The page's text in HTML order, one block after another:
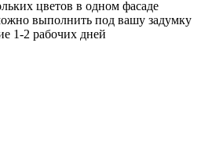
цветов в одном фасаде
выполнить под вашу задумку
1-2 рабочих дней